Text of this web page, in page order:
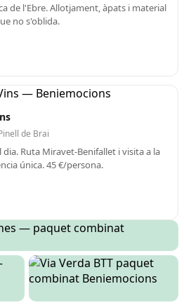
de l'Ebre. Allotjament, àpats i material
no s'oblida.
de Brai
Ruta Miravet-Benifallet i visita a la
única. 45 €/persona.